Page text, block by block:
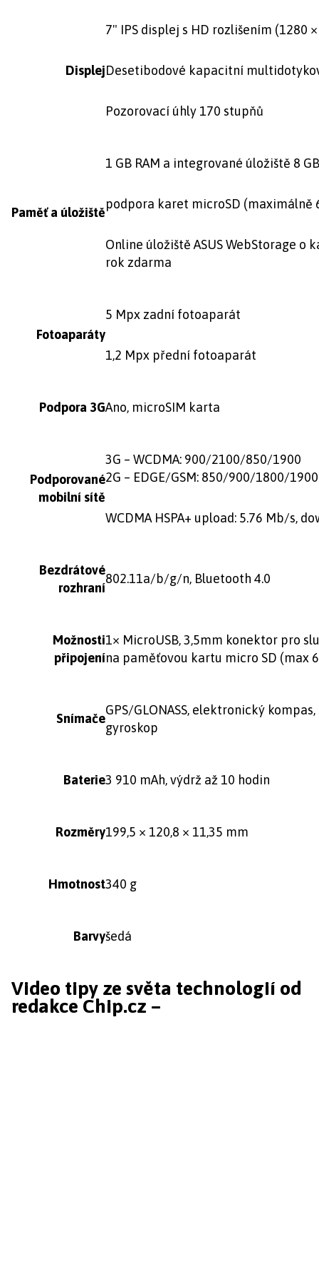
Displej
7" IPS displej s HD rozlišením (1280
Desetibodové kapacitní
Pozorovací úhly 170 stupňů
Paměť a úložiště
1 GB RAM a integrované úložiště 8 GB
podpora karet microSD (maximálně
Online úložiště ASUS WebStorage o
rok zdarma
Fotoaparáty
5 Mpx zadní fotoaparát
1,2 Mpx přední fotoaparát
Podpora 3GAno, microSIM karta
Podporované
mobilní sítě
3G – WCDMA: 900/2100/850/1900
2G – EDGE/GSM: 850/900/1800/1900
WCDMA HSPA+ upload: 5.76 Mb/s,
Bezdrátové
rozhraní
802.11a/b/g/n, Bluetooth 4.0
Možnosti
připojení
1× MicroUSB, 3,5mm konektor pro
na paměťovou kartu micro SD (max
Snímače
GPS/GLONASS, elektronický
gyroskop
Baterie3 910 mAh, výdrž až 10 hodin
Rozměry199,5 × 120,8 × 11,35 mm
Hmotnost340 g
Barvyšedá
Video tipy ze světa technologií od
redakce Chip.cz –